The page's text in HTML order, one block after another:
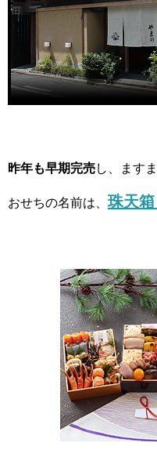
昨年も早期完売し、ます
おせちの名前は、 珠天箱